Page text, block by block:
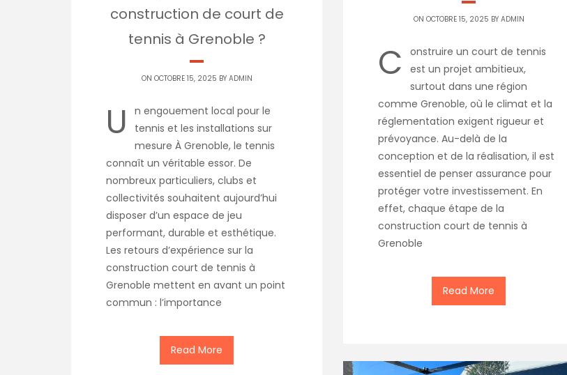
ON OCTOBRE 15, 2025 BY ADMIN
C
onstruire un court de tennis
est un projet ambitieux,
surtout dans une région
comme Grenoble, où le climat et la
réglementation exigent rigueur et
prévoyance. Au-delà de la
conception et de la réalisation, il est
essentiel de penser assurance pour
protéger votre investissement. En
effet, chaque étape de la
construction court de tennis à
Grenoble
Read More
construction de court de
tennis à Grenoble ?
ON OCTOBRE 15, 2025 BY ADMIN
U
n engouement local pour le
tennis et les installations sur
mesure À Grenoble, le tennis
connaît un véritable essor. De
nombreux particuliers, clubs et
collectivités souhaitent aujourd’hui
disposer d’un espace de jeu
performant, durable et esthétique.
Les retours d’expérience sur la
construction court de tennis à
Grenoble mettent en avant un point
commun : l’importance
Read More